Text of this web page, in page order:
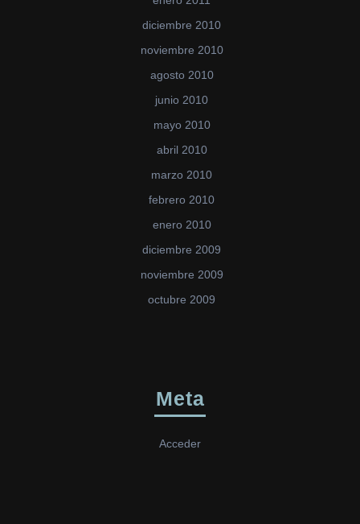
diciembre 2010
noviembre 2010
agosto 2010
junio 2010
mayo 2010
abril 2010
marzo 2010
febrero 2010
enero 2010
diciembre 2009
noviembre 2009
octubre 2009
Meta
Acceder